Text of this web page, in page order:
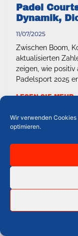
Wir verwenden
optimieren.
Padel
Dynamik,
11/07/2025
Zwischen Boom,
aktualisierten
zeigen, wie
Padelsport 2025
LESEN SIE MEHR